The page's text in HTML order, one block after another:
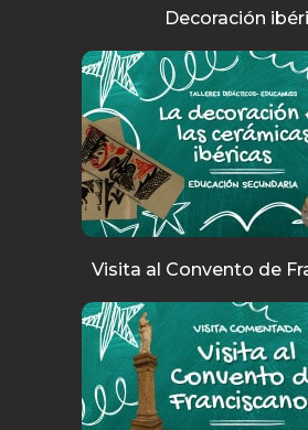
Decoración
Visita al Convento de